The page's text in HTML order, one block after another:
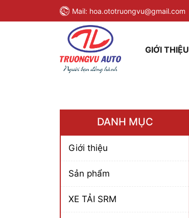
Mail: hoa.ototruongvu@gmail.com
GIỚI THIỆU
DANH MỤC
Giới thiệu
Sản phẩm
XE TẢI SRM